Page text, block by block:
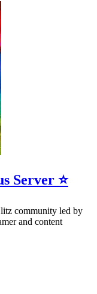
Server ⭐
community led by
and content